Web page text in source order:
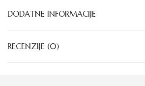
DODATNE INFORMACIJE
RECENZIJE (0)